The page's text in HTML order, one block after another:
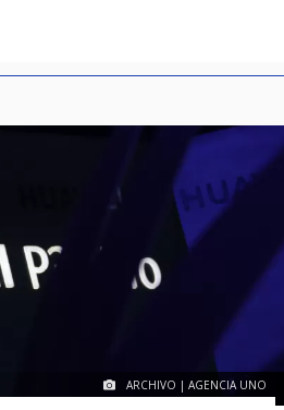
ARCHIVO | AGENCIA UNO